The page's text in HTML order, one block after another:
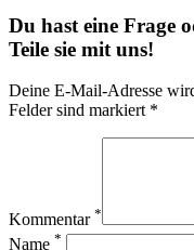
Du hast eine Frage
Teile sie mit uns!
Deine E-Mail-Adresse
Felder sind markiert *
Kommentar *
Name *